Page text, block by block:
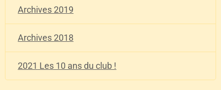
Archives 2019
Archives 2018
2021 Les 10 ans du club !